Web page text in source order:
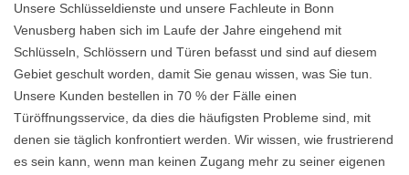
Unsere Schlüsseldienste und unsere Fachleute in Bonn
Venusberg haben sich im Laufe der Jahre eingehend mit
Schlüsseln, Schlössern und Türen befasst und sind auf diesem
Gebiet geschult worden, damit Sie genau wissen, was Sie tun.
Unsere Kunden bestellen in 70 % der Fälle einen
Türöffnungsservice, da dies die häufigsten Probleme sind, mit
denen sie täglich konfrontiert werden. Wir wissen, wie frustrierend
es sein kann, wenn man keinen Zugang mehr zu seiner eigenen